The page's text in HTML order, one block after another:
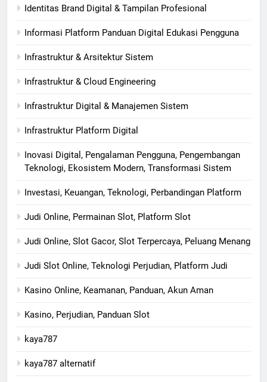
Identitas Brand Digital & Tampilan Profesional
Informasi Platform Panduan Digital Edukasi Pengguna
Infrastruktur & Arsitektur Sistem
Infrastruktur & Cloud Engineering
Infrastruktur Digital & Manajemen Sistem
Infrastruktur Platform Digital
Inovasi Digital, Pengalaman Pengguna, Pengembangan
Teknologi, Ekosistem Modern, Transformasi Sistem
Investasi, Keuangan, Teknologi, Perbandingan Platform
Judi Online, Permainan Slot, Platform Slot
Judi Online, Slot Gacor, Slot Terpercaya, Peluang Menang
Judi Slot Online, Teknologi Perjudian, Platform Judi
Kasino Online, Keamanan, Panduan, Akun Aman
Kasino, Perjudian, Panduan Slot
kaya787
kaya787 alternatif